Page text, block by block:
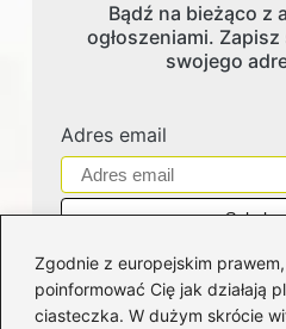
Zgodnie z europejskim
poinformować Cię jak działają
ciasteczka. W dużym skrócie
Bądź na bieżąco z
ogłoszeniami.
swojego
Adres email